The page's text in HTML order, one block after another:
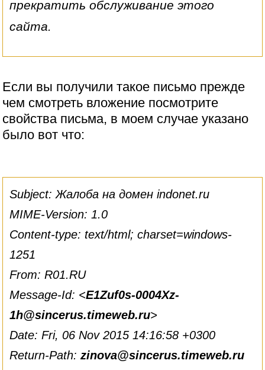
прекратить обслуживание этого
сайта.
Если вы получили такое письмо прежде
чем смотреть вложение посмотрите
свойства письма, в моем случае указано
было вот что:
Subject: Жалоба на домен indonet.ru
MIME-Version: 1.0
Content-type: text/html; charset=windows-
1251
From: R01.RU
Message-Id: <E1Zuf0s-0004Xz-
1h@sincerus.timeweb.ru>
Date: Fri, 06 Nov 2015 14:16:58 +0300
Return-Path:zinova@sincerus.timeweb.ru